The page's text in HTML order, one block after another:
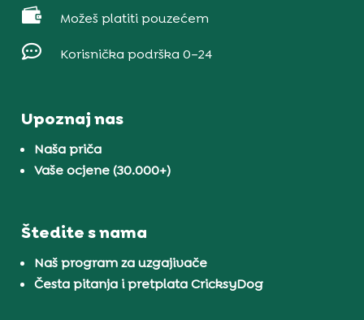
 Možeš platiti pouzećem
 Korisnička podrška 0–24
Upoznaj nas
Naša priča
Vaše ocjene (30.000+)
Štedite s nama
Naš program za uzgajivače
Česta pitanja i pretplata CricksyDog